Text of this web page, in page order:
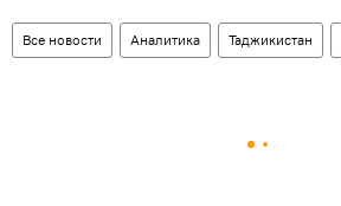
Все новости Аналитика Таджикистан